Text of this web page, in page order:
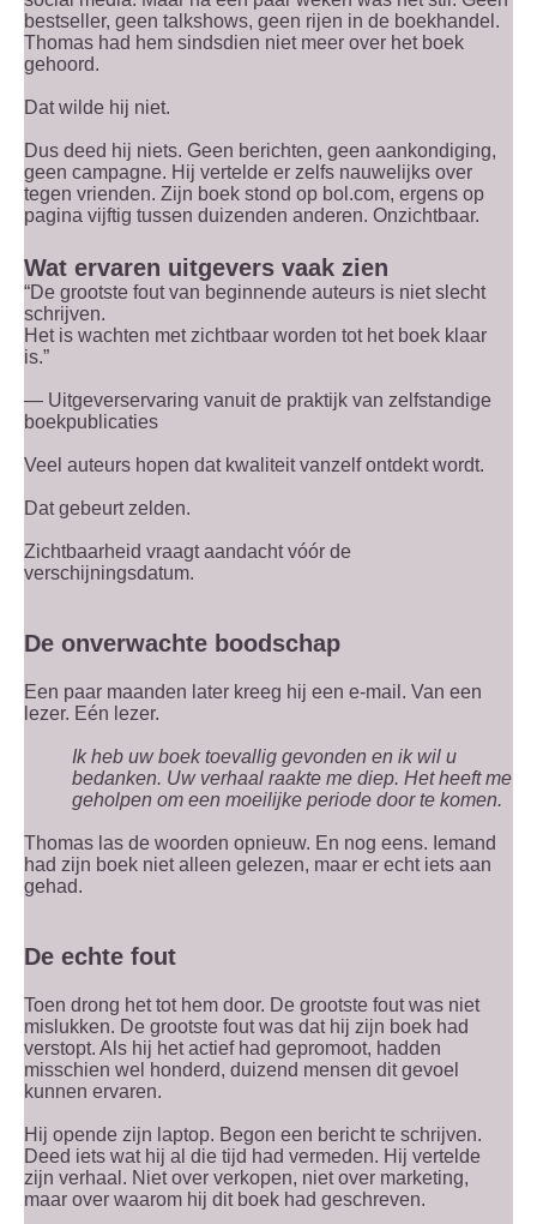
bestseller, geen talkshows, geen rijen in de boekhandel.
Thomas had hem sindsdien niet meer over het boek
gehoord.
Dat wilde hij niet.
Dus deed hij niets. Geen berichten, geen aankondiging,
geen campagne. Hij vertelde er zelfs nauwelijks over
tegen vrienden. Zijn boek stond op bol.com, ergens op
pagina vijftig tussen duizenden anderen. Onzichtbaar.
Wat ervaren uitgevers vaak zien
“De grootste fout van beginnende auteurs is niet slecht
schrijven.
Het is wachten met zichtbaar worden tot het boek klaar
is.”
— Uitgeverservaring vanuit de praktijk van zelfstandige
boekpublicaties
Veel auteurs hopen dat kwaliteit vanzelf ontdekt wordt.
Dat gebeurt zelden.
Zichtbaarheid vraagt aandacht vóór de
verschijningsdatum.
De onverwachte boodschap
Een paar maanden later kreeg hij een e-mail. Van een
lezer. Eén lezer.
Ik heb uw boek toevallig gevonden en ik wil u
bedanken. Uw verhaal raakte me diep. Het heeft me
geholpen om een moeilijke periode door te komen.
Thomas las de woorden opnieuw. En nog eens. Iemand
had zijn boek niet alleen gelezen, maar er echt iets aan
gehad.
De echte fout
Toen drong het tot hem door. De grootste fout was niet
mislukken. De grootste fout was dat hij zijn boek had
verstopt. Als hij het actief had gepromoot, hadden
misschien wel honderd, duizend mensen dit gevoel
kunnen ervaren.
Hij opende zijn laptop. Begon een bericht te schrijven.
Deed iets wat hij al die tijd had vermeden. Hij vertelde
zijn verhaal. Niet over verkopen, niet over marketing,
maar over waarom hij dit boek had geschreven.